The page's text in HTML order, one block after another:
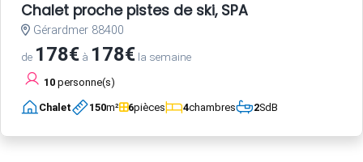
Chalet proche pistes de ski, SPA
Gérardmer 88400
de 178€ à 178€ la semaine
10 personne(s)
Chalet 150m² 6pièces 4chambres 2SdB